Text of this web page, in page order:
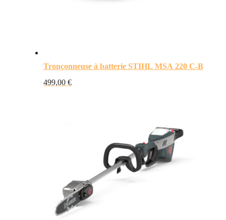
Tronçonneuse à batterie STIHL MSA 220 C-B
499,00 €